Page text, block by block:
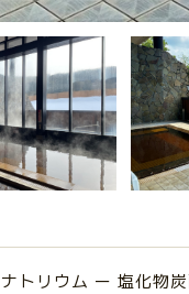
ナトリウム ー 塩化物